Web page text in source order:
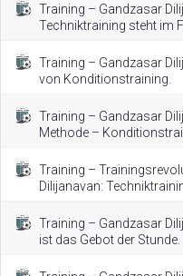
Training – Gandzasar
Techniktraining steht im
Training – Gandzasar
von Konditionstraining.
Training – Gandzasar
Methode –
Training –
Dilijanavan:
Training – Gandzasar
ist das Gebot der Stunde.